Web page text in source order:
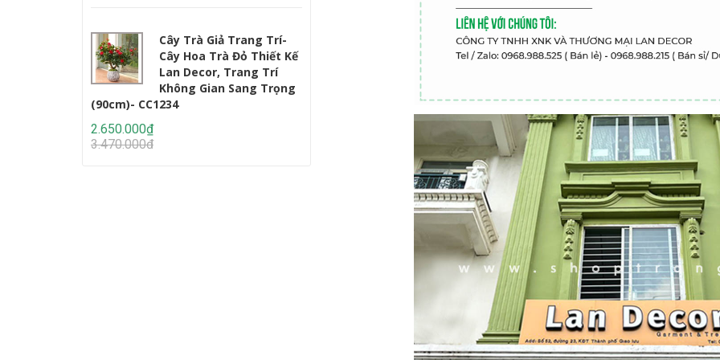
Cây Trà Giả Trang Trí-
Cây Hoa Trà Đỏ Thiết Kế
Lan Decor, Trang Trí
Không Gian Sang Trọng
(90cm)- CC1234
2.650.000₫
3.470.000₫
Cây Hoa Thiết Kế- Cây
Hoa Giấy Dáng Huyền
Thân Gỗ Tự Nhiên, Thiết
Kế Tiểu Cảnh Không Gian
Lớn (220cm)- CC1190
Giả Trang Trí Tiểu Cảnh
Văn Phòng (165cm)-
1.990.000₫
2.842.000₫